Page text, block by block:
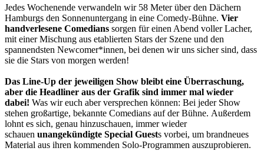
Jedes Wochenende verwandeln wir 58 Meter über den Dächern
Hamburgs den Sonnenuntergang in eine Comedy-Bühne. Vier
handverlesene Comedians sorgen für einen Abend voller Lacher,
mit einer Mischung aus etablierten Stars der Szene und den
spannendsten Newcomer*innen, bei denen wir uns sicher sind, dass
sie die Stars von morgen werden!
Das Line-Up der jeweiligen Show bleibt eine Überraschung,
aber die Headliner aus der Grafik sind immer mal wieder
dabei! Was wir euch aber versprechen können: Bei jeder Show
stehen großartige, bekannte Comedians auf der Bühne. Außerdem
lohnt es sich, genau hinzuschauen, immer wieder
schauen unangekündigte Special Guests vorbei, um brandneues
Material aus ihren kommenden Solo-Programmen auszuprobieren.